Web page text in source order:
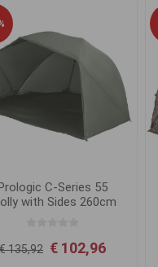
C-Series 55
with Sides 260cm
€ 135,92 € 102,96